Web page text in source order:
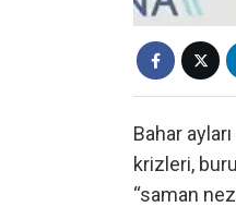
Bahar
krizleri,
“saman